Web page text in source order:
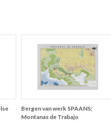
Bergen van werk SPAANS;
Montanas de Trabajo